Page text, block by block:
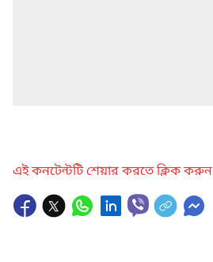
এই কনটেন্টটি শেয়ার করতে ক্লিক করুন